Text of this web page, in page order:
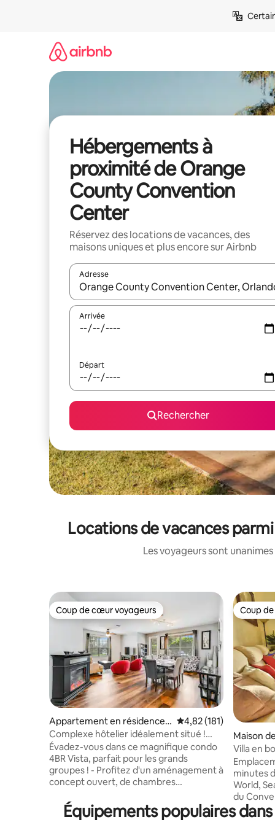
Hébergements à
proximité de Orange
County Convention
Center
Réservez des locations de vacances, des
maisons uniques et plus encore sur Airbnb
Adresse
Lorsque les résultats s'affichent, utilisez les
Arrivée
Départ
Rechercher
Locations de vacances
Les voyageurs sont
Coup de cœur voyageurs
Coup de cœur voyageurs
Appartement en résidence ⋅
Orlando
Évaluation moyenne
4,82 (181)
Complexe hôtelier idéalement situé !
Appartement 4 chambres près de
Disney, OCCC
Évadez-vous dans ce magnifique condo
4BR Vista, parfait pour les grands
groupes ! - Profitez d'un aménagement à
concept ouvert, de chambres
d'un balcon privé et d'une cuisine
gastronomique. - À quelques minutes en
Coup
Coup
Maison
Villa en
Disney,
minutes
World,
du
1BR au
Équipements populaires